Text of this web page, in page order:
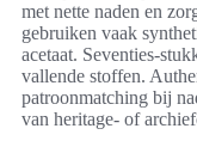
met nette naden en
gebruiken vaak
acetaat. Seventies-
vallende stoffen.
patroonmatching bij
van heritage- of